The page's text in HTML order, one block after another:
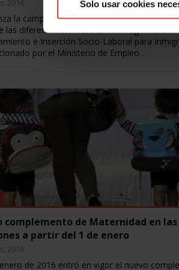
Solo usar cookies
2016
la campaña “Por preguntar que no
las diferentes actividades del Programa de
e Inserción Socio-Laboral para
por el Ministerio de Empleo…
complemento de Maternidad en las
a partir del 1 de enero
2016
de 2016 entró en vigor el nuevo